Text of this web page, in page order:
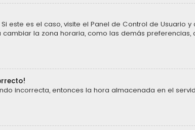
este es el caso, visite el Panel de Control de Usuario
cambiar la zona horaria, como las demás
incorrecta, entonces la hora almacenada en el